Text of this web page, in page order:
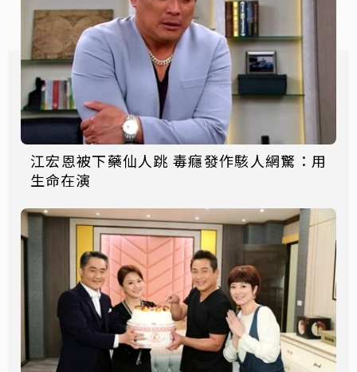
江宏恩被下藥仙人跳 毒癮發作駭人網驚：用
生命在演